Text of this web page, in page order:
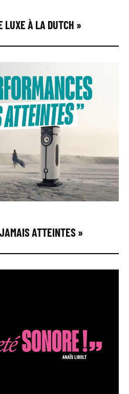
LUXE À LA DUTCH »
ATTEINTES »